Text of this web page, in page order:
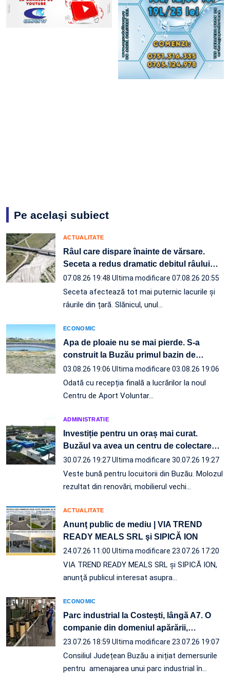
Pe același subiect
ACTUALITATE
Râul care dispare înainte de vărsare.
Seceta a redus dramatic debitul râului…
07.08.26 19:48 Ultima modificare 07.08.26 20:55
Seceta afectează tot mai puternic lacurile și
râurile din țară. Slănicul, unul…
ECONOMIC
Apa de ploaie nu se mai pierde. S-a
construit la Buzău primul bazin de…
03.08.26 19:06 Ultima modificare 03.08.26 19:06
Odată cu recepția finală a lucrărilor la noul
Centru de Aport Voluntar…
ADMINISTRATIE
Investiție pentru un oraș mai curat.
Buzăul va avea un centru de colectare…
30.07.26 19:27Ultima modificare 30.07.26 19:27
Veste bună pentru locuitorii din Buzău. Molozul
rezultat din renovări, mobilierul vechi…
ACTUALITATE
Anunţ public de mediu | VIA TREND
READY MEALS SRL şi SIPICĂ ION
24.07.26 11:00 Ultima modificare 23.07.26 17:20
VIA TREND READY MEALS SRL şi SIPICĂ ION,
anunţă publicul interesat asupra…
ECONOMIC
Parc industrial la Costești, lângă A7. O
companie din domeniul apărării,…
23.07.26 18:59 Ultima modificare 23.07.26 19:07
Consiliul Județean Buzău a inițiat demersurile
pentru amenajarea unui parc industrial în…